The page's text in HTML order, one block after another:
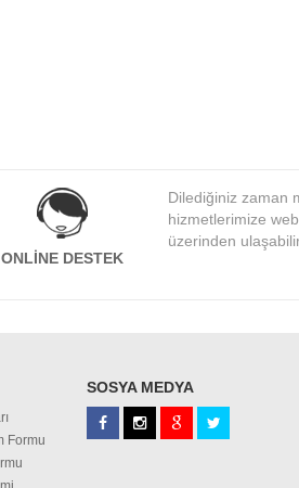
ONLINE DESTEK
Dilediğiniz zaman
hizmetlerimize
üzerinden
Formu
SOSYA MEDYA